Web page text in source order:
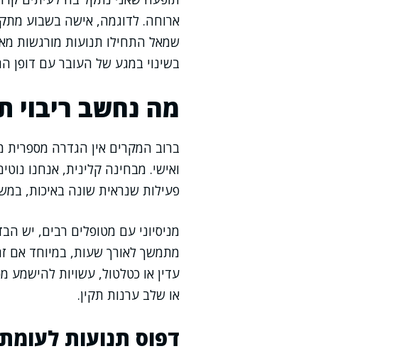
ארוחה. לדוגמה, אישה בשבוע
שמאל התחילו תנועות מורגשות
בשינוי במגע של העובר עם
מה נחשב ריבוי
ברוב המקרים אין הגדרה
ואישי. מבחינה קלינית, אנחנו
פעילות שנראית שונה באיכות,
מניסיוני עם מטופלים רבים, יש
מתמשך לאורך שעות, במיוחד אם
עדין או כטלטול, עשויות
או שלב ערנות תקין.
דפוס תנועות